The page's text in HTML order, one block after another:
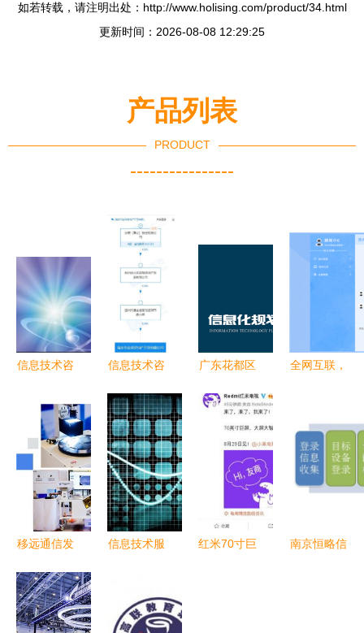
如若转载，请注明出处：http://www.holising.com/product/34.html
更新时间：2026-08-08 12:29:25
产品列表
PRODUCT
----------------
信息技术咨
技项目咨询
公司与厂家
的专业赋能
信息技术咨
业数字化转
型的智慧引
擎
广东花都区
询服务 驱
动区域数字
化发展的新
引擎
全网互联，
息职业技术
学院全面开
放招生咨
学子点亮信
移远通信发
品牌“宝维
塔”，推出
信息技术服
焦信息技术
红米70寸巨
南京恒略信